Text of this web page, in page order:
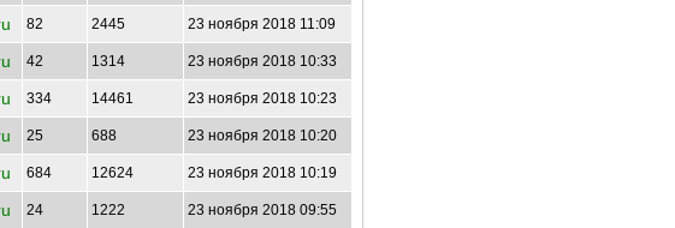
82 2445 23 ноября 2018 11:09
42 1314 23 ноября 2018 10:33
334 14461 23 ноября 2018 10:23
25 688 23 ноября 2018 10:20
684 12624 23 ноября 2018 10:19
24 1222 23 ноября 2018 09:55